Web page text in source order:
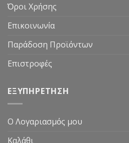
Όροι Χρήσης
Επικοινωνία
Παράδοση Προϊόντων
Επιστροφές
ΕΞΥΠΗΡΕΤΗΣΗ
Ο Λογαριασμός μου
Καλάθι